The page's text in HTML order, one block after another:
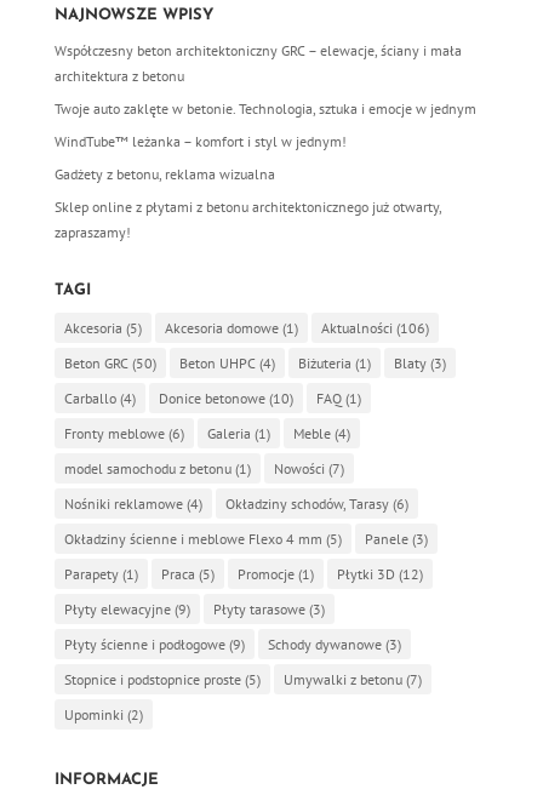
NAJNOWSZE WPISY
Współczesny beton architektoniczny GRC – elewacje, ściany i mała
architektura z betonu
Twoje auto zaklęte w betonie. Technologia, sztuka i emocje w jednym
WindTube™ leżanka – komfort i styl w jednym!
Gadżety z betonu, reklama wizualna
Sklep online z płytami z betonu architektonicznego już otwarty,
zapraszamy!
TAGI
Akcesoria (5) Akcesoria domowe(1) Aktualności (106)
Beton GRC(50) Beton UHPC(4) Biżuteria (1) Blaty(3)
Carballo(4) Donice betonowe(10) FAQ(1)
Fronty meblowe(6) Galeria (1) Meble(4)
model samochodu z betonu(1) Nowości (7)
Nośniki reklamowe(4) Okładziny schodów, Tarasy(6)
Okładziny ścienne i meblowe Flexo 4 mm (5) Panele(3)
Parapety(1) Praca (5) Promocje(1) Płytki 3D (12)
Płyty elewacyjne(9) Płyty tarasowe(3)
Płyty ścienne i podłogowe(9) Schody dywanowe(3)
Stopnice i podstopnice proste(5) Umywalki z betonu(7)
Upominki (2)
INFORMACJE